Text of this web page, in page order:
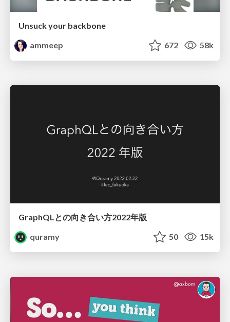
Unsuck your backbone
ammeep
672 58k
GraphQLとの向き合い方2022年版
quramy
50 15k